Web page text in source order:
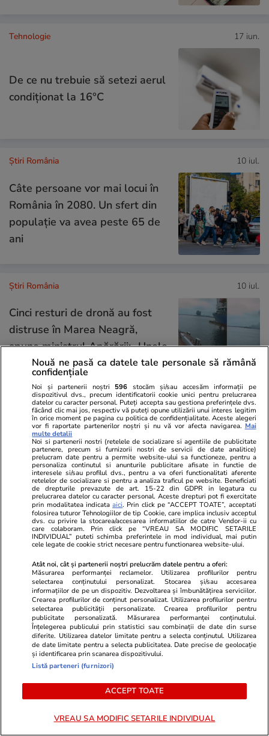
Tehnologie 17 iun.
De ce nu trebuie să setezi aerul
condiţionat la 16°C
Știri România 10 iul.
Câte persoane vor mai locui în
România în 2080. Un sfert din
populație va avea peste 65 de
ani
Știri România 10 iul.
Cinci resturi de dronă au fost
distruse în Marea Neagră,
spune ministrul Apărării: „Unele
au avut explozibil”
Știri România 10 iul.
România, teren fertil pentru
afacerile ruşilor. Numărul
companiilor a crescut cu
aproape 50% în timpul
războiului din Ucraina
Știri România 10 iul.
Cătălin Cherecheș este liber.
Instanța Tribunalului
Maramureș a menținut decizia
Judecătoriei Baia Mare
NATO la Ankara. Un summit
„operațional”, care adaptează
Alianța la provocările secolului
Nouă ne pasă ca datele tale personale să rămână
confidențiale
Noi și partenerii noștri 596 stocăm și/sau accesăm informații pe
dispozitivul dvs., precum identificatorii cookie unici pentru prelucrarea
datelor cu caracter personal. Puteți accepta sau gestiona preferințele dvs.
făcând clic mai jos, respectiv vă puteți opune utilizării unui interes legitim
în orice moment pe pagina cu politica de confidențialitate. Aceste alegeri
vor fi raportate partenerilor noștri și nu vă vor afecta navigarea. Mai
multe detalii
Noi si partenerii nostri (retelele de socializare si agentiile de publicitate
partenere, precum si furnizorii nostri de servicii de date analitice)
prelucram date pentru a permite website-ului sa functioneze, pentru a
personaliza continutul si anunturile publicitare afisate in functie de
interesele si/sau profilul dvs., pentru a va oferi functionalitati aferente
retelelor de socializare si pentru a analiza traficul pe website. Beneficiati
de drepturile prevazute de art. 15-22 din GDPR in legatura cu
prelucrarea datelor cu caracter personal. Aceste drepturi pot fi exercitate
prin modalitatea indicataaici. Prin click pe “ACCEPT TOATE”, acceptati
folosirea tuturor Tehnologiilor de tip Cookie, care implica inclusiv acceptul
dvs. cu privire la stocarea/accesarea informatiilor de catre Vendor-ii cu
care colaboram. Prin click pe “VREAU SA MODIFIC SETARILE
INDIVIDUAL” puteti schimba preferintele in mod individual, mai putin
cele legate de cookie strict necesare pentru functionarea website-ului.
Atât noi, cât și partenerii noștri prelucrăm datele pentru a oferi:
Măsurarea performanței reclamelor. Utilizarea profilurilor pentru
selectarea conținutului personalizat. Stocarea și/sau accesarea
informațiilor de pe un dispozitiv. Dezvoltarea și îmbunătățirea serviciilor.
Crearea profilurilor de conținut personalizat. Utilizarea profilurilor pentru
selectarea publicității personalizate. Crearea profilurilor pentru
publicitate personalizată. Măsurarea performanței conținutului.
Înțelegerea publicului prin statistici sau combinații de date din surse
diferite. Utilizarea datelor limitate pentru a selecta conținutul. Utilizarea
de date limitate pentru a selecta publicitatea. Date precise de geolocație
și identificarea prin scanarea dispozitivului.
Listă parteneri (furnizori)
ACCEPT TOATE
VREAU SA MODIFIC SETARILE INDIVIDUAL